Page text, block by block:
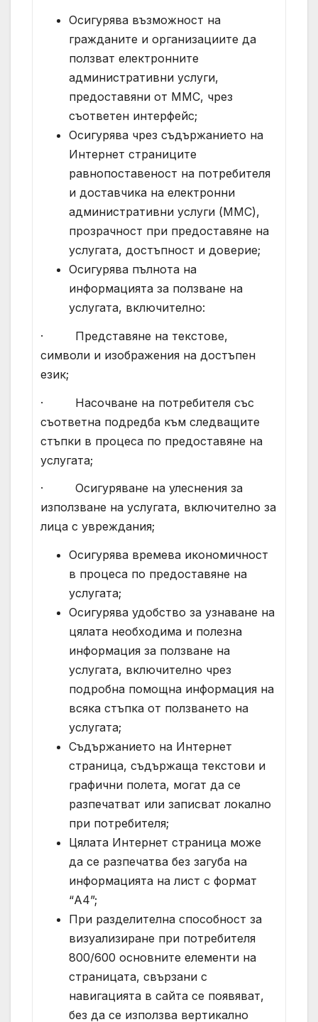
Осигурява възможност на
гражданите и организациите да
ползват електронните
административни услуги,
предоставяни от ММС, чрез
съответен интерфейс;
Осигурява чрез съдържанието на
Интернет страниците
равнопоставеност на потребителя
и доставчика на електронни
административни услуги (ММС),
прозрачност при предоставяне на
услугата, достъпност и доверие;
Осигурява пълнота на
информацията за ползване на
услугата, включително:
· Представяне на текстове,
символи и изображения на достъпен
език;
· Насочване на потребителя със
съответна подредба към следващите
стъпки в процеса по предоставяне на
услугата;
· Осигуряване на улеснения за
използване на услугата, включително за
лица с увреждания;
Осигурява времева икономичност
в процеса по предоставяне на
услугата;
Осигурява удобство за узнаване на
цялата необходима и полезна
информация за ползване на
услугата, включително чрез
подробна помощна информация на
всяка стъпка от ползването на
услугата;
Съдържанието на Интернет
страница, съдържаща текстови и
графични полета, могат да се
разпечатват или записват локално
при потребителя;
Цялата Интернет страница може
да се разпечатва без загуба на
информацията на лист с формат
“А4”;
При разделителна способност за
визуализиране при потребителя
800/600 основните елементи на
страницата, свързани с
навигацията в сайта се появяват,
без да се използва вертикално